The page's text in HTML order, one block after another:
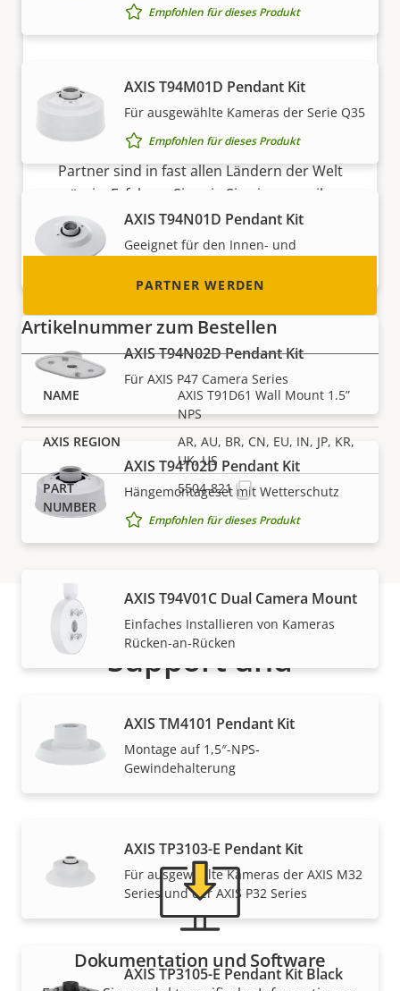
Empfohlen für dieses Produkt
AXIS T94M01D Pendant Kit
Für ausgewählte Kameras der Serie Q35
Empfohlen für dieses Produkt
AXIS T94N01D Pendant Kit
Geeignet für den Innen- und
AXIS T94N02D Pendant Kit
Für AXIS P47 Camera Series
AXIS T94T02D Pendant Kit
Hängemontageset mit Wetterschutz
Empfohlen für dieses Produkt
AXIS T94V01C Dual Camera Mount
Einfaches Installieren von Kameras
Rücken-an-Rücken
AXIS TM4101 Pendant Kit
Montage auf 1,5″-NPS-
Gewindehalterung
AXIS TP3103-E Pendant Kit
Für ausgewählte Kameras der AXIS M32
Series und der AXIS P32 Series
AXIS TP3105-E Pendant Kit Black
Partner werden
Sind Sie Wiederverkäufer, Distributor,
Systemintegrator oder Installateur? Unsere
Partner sind in fast allen Ländern der Welt
ansässig. Erfahren Sie, wie Sie einer von ihnen
werden können!
PARTNER WERDEN
Artikelnummer zum Bestellen
AXIS T91D61 Wall Mount 1.5”
NPS
AR, AU, BR, CN, EU, IN, JP, KR,
UK, US
5504-821
Support und
Ressourcen
Benötigen Sie Informationen zu Produkten von Axis,
Software oder Hilfe von einem unserer Experten?
Dokumentation und Software